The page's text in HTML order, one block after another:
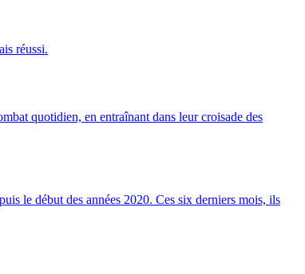
réussi.
quotidien, en entraînant dans leur croisade des
le début des années 2020. Ces six derniers mois, ils